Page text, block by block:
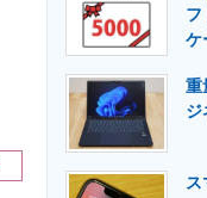
のIT導入・活用を支援
ルギーの専門メディア
フ
ケ
重
ジ